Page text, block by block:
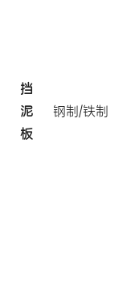
挡
泥
板
钢制/铁制